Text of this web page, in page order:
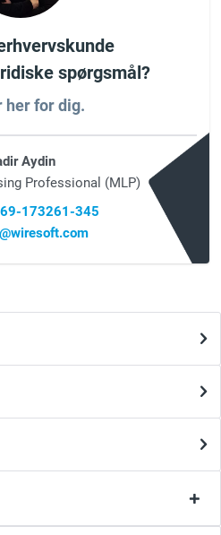
spørgsmål?
her for dig.
Aydin
Professional (MLP)
173261-345